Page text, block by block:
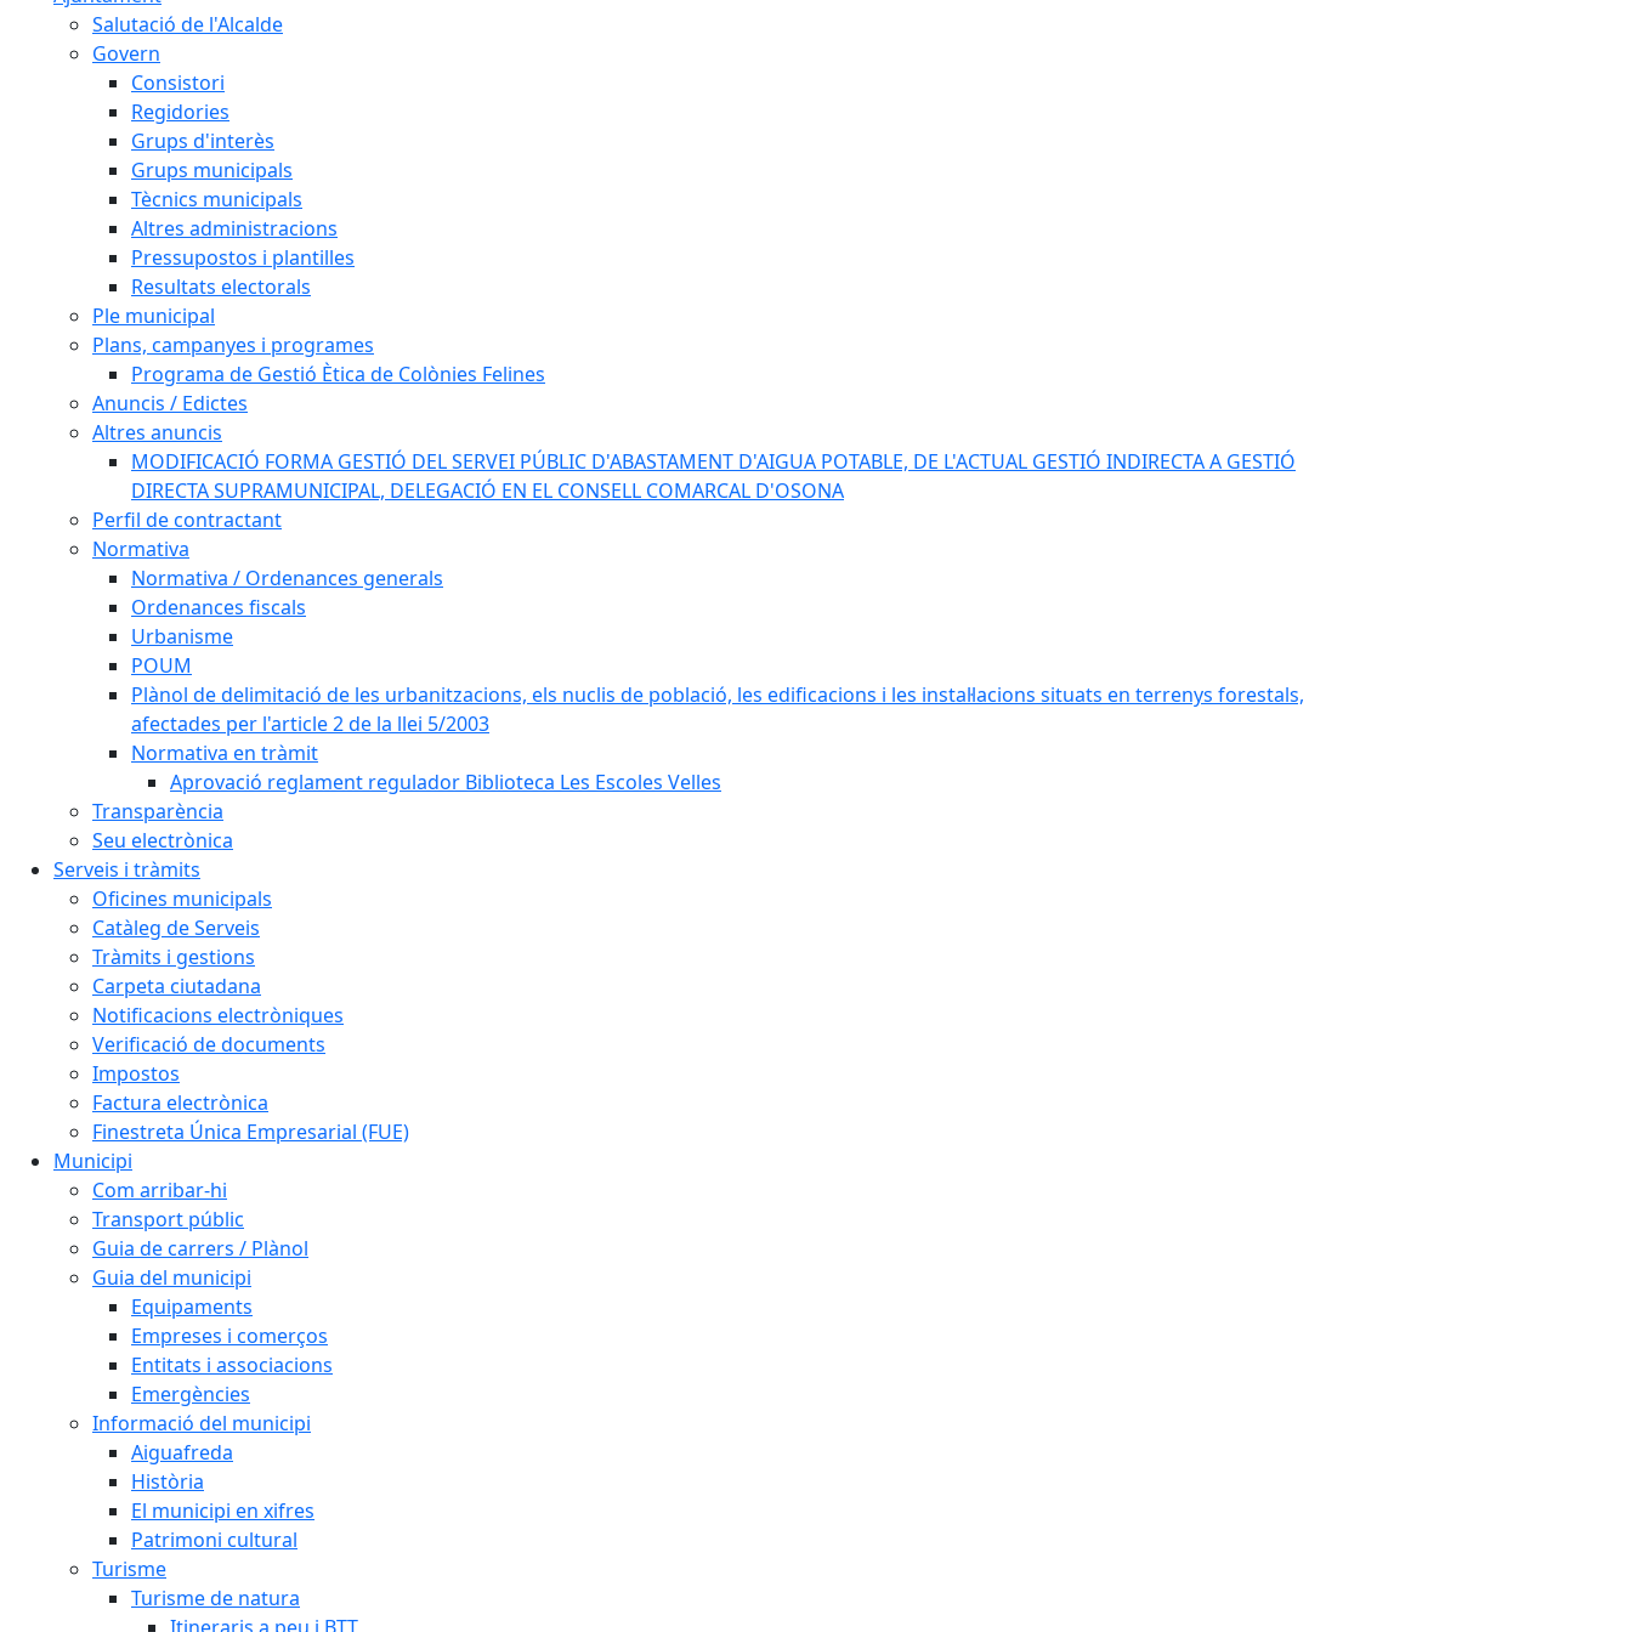
Salutació de l'Alcalde
Govern
Consistori
Regidories
Grups d'interès
Grups municipals
Tècnics municipals
Altres administracions
Pressupostos i plantilles
Resultats electorals
Ple municipal
Plans, campanyes i programes
Programa de Gestió Ètica de Colònies Felines
Anuncis / Edictes
Altres anuncis
MODIFICACIÓ FORMA GESTIÓ DEL SERVEI PÚBLIC D'ABASTAMENT D'AIGUA POTABLE, DE L'ACTUAL GESTIÓ INDIRECTA A GESTIÓ
DIRECTA SUPRAMUNICIPAL, DELEGACIÓ EN EL CONSELL COMARCAL D'OSONA
Perfil de contractant
Normativa
Normativa / Ordenances generals
Ordenances fiscals
Urbanisme
POUM
Plànol de delimitació de les urbanitzacions, els nuclis de població, les edificacions i les instal·lacions situats en terrenys forestals,
afectades per l'article 2 de la llei 5/2003
Normativa en tràmit
Aprovació reglament regulador Biblioteca Les Escoles Velles
Transparència
Seu electrònica
Serveis i tràmits
Oficines municipals
Catàleg de Serveis
Tràmits i gestions
Carpeta ciutadana
Notificacions electròniques
Verificació de documents
Impostos
Factura electrònica
Finestreta Única Empresarial (FUE)
Municipi
Com arribar-hi
Transport públic
Guia de carrers / Plànol
Guia del municipi
Equipaments
Empreses i comerços
Entitats i associacions
Emergències
Informació del municipi
Aiguafreda
Història
El municipi en xifres
Patrimoni cultural
Turisme
Turisme de natura